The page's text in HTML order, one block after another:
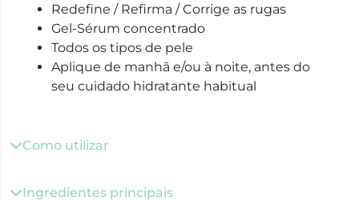
Redefine / Refirma / Corrige as rugas
Gel-Sérum concentrado
Todos os tipos de pele
Aplique de manhã e/ou à noite, antes do
seu cuidado hidratante habitual
Como utilizar
Ingredientes principais